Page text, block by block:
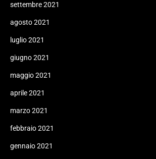
settembre 2021
agosto 2021
luglio 2021
giugno 2021
maggio 2021
aprile 2021
marzo 2021
febbraio 2021
gennaio 2021